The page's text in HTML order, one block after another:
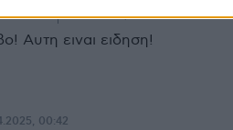
24.04.2025, 07:01
Αυτη ειναι ειδηση!
00:42